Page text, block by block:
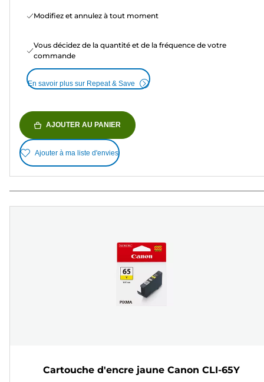
Modifiez et annulez à tout moment
Vous décidez de la quantité et de la fréquence de votre
commande
En savoir plus sur Repeat & Save
AJOUTER AU PANIER
Ajouter à ma liste d'envies
Cartouche d'encre jaune Canon CLI-65Y